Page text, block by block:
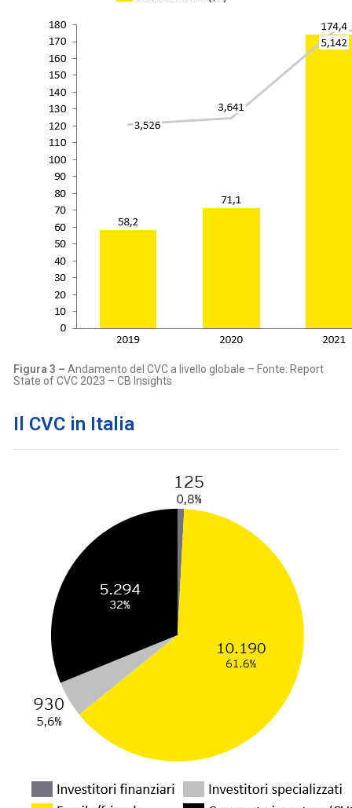
Figura 3 – Andamento del CVC a livello globale – Fonte: Report
State of CVC 2023 – CB Insights
Il CVC in Italia